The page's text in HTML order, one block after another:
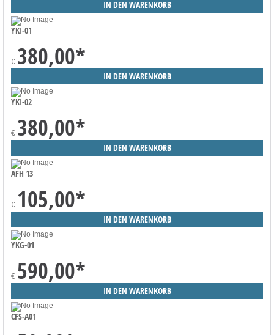
YKI-01
€ 380,00*
YKI-02
€ 380,00*
AFH 13
€ 105,00*
YKG-01
€ 590,00*
CFS-A01